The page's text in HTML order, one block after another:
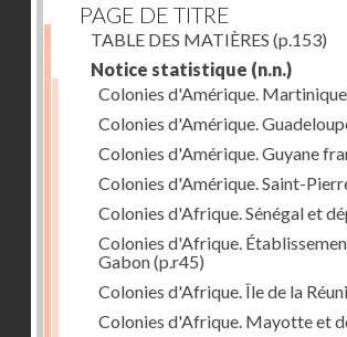
PAGE DE TITRE
TABLE DES MATIÈRES (p.153)
Notice statistique (n.n.)
Colonies d'Amérique. Martinique
Colonies d'Amérique.
Colonies d'Amérique. Guyane
Colonies d'Amérique. Saint-
Colonies d'Afrique. Sénégal et
Colonies d'Afrique.
Gabon(p.r45)
Colonies d'Afrique. Île de la
Colonies d'Afrique. Mayotte et